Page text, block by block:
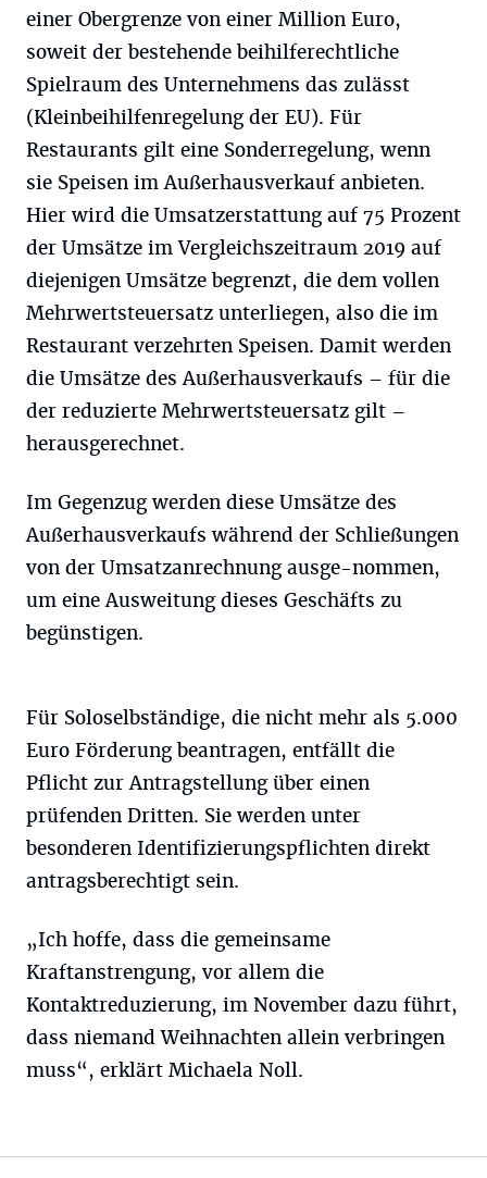
einer Obergrenze von einer Million Euro,
soweit der bestehende beihilferechtliche
Spielraum des Unternehmens das zulässt
(Kleinbeihilfenregelung der EU). Für
Restaurants gilt eine Sonderregelung, wenn
sie Speisen im Außerhausverkauf anbieten.
Hier wird die Umsatzerstattung auf 75 Prozent
der Umsätze im Vergleichszeitraum 2019 auf
diejenigen Umsätze begrenzt, die dem vollen
Mehrwertsteuersatz unterliegen, also die im
Restaurant verzehrten Speisen. Damit werden
die Umsätze des Außerhausverkaufs – für die
der reduzierte Mehrwertsteuersatz gilt –
herausgerechnet.
Im Gegenzug werden diese Umsätze des
Außerhausverkaufs während der Schließungen
von der Umsatzanrechnung ausge-nommen,
um eine Ausweitung dieses Geschäfts zu
begünstigen.
Für Soloselbständige, die nicht mehr als 5.000
Euro Förderung beantragen, entfällt die
Pflicht zur Antragstellung über einen
prüfenden Dritten. Sie werden unter
besonderen Identifizierungspflichten direkt
antragsberechtigt sein.
„Ich hoffe, dass die gemeinsame
Kraftanstrengung, vor allem die
Kontaktreduzierung, im November dazu führt,
dass niemand Weihnachten allein verbringen
muss“, erklärt Michaela Noll.